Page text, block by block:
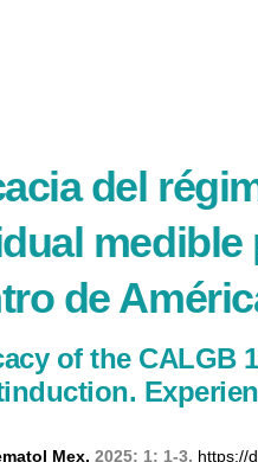
del
de
of the CALGB
Mex. 2025; 1: 1-3. https://